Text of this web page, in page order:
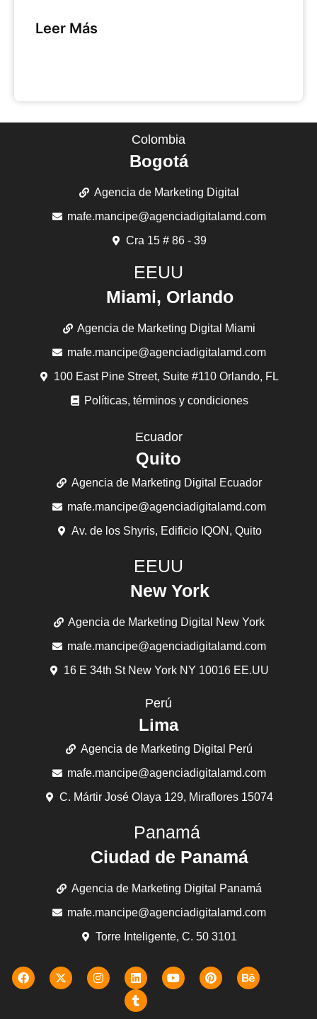
Leer Más
Colombia
Bogotá
Agencia de Marketing Digital
mafe.mancipe@agenciadigitalamd.com
Cra 15 # 86 - 39
EEUU
Miami, Orlando
Agencia de Marketing Digital Miami
mafe.mancipe@agenciadigitalamd.com
100 East Pine Street, Suite #110 Orlando, FL
Políticas, términos y condiciones
Ecuador
Quito
Agencia de Marketing Digital Ecuador
mafe.mancipe@agenciadigitalamd.com
Av. de los Shyris, Edificio IQON, Quito
EEUU
New York
Agencia de Marketing Digital New York
mafe.mancipe@agenciadigitalamd.com
16 E 34th St New York NY 10016 EE.UU
Perú
Lima
Agencia de Marketing Digital Perú
mafe.mancipe@agenciadigitalamd.com
C. Mártir José Olaya 129, Miraflores 15074
Panamá
Ciudad de Panamá
Agencia de Marketing Digital Panamá
mafe.mancipe@agenciadigitalamd.com
Torre Inteligente, C. 50 3101